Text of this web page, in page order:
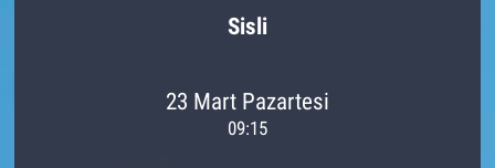
Sisli
23 Mart Pazartesi
09:15